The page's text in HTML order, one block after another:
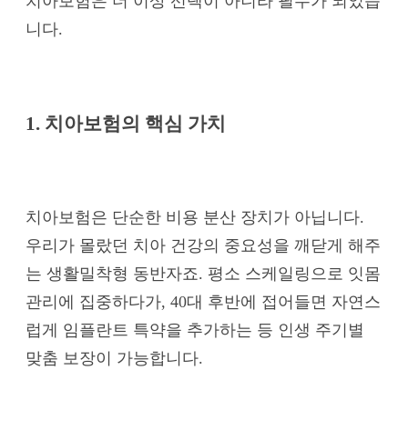
니다.
1. 치아보험의 핵심 가치
치아보험은 단순한 비용 분산 장치가 아닙니다.
우리가 몰랐던 치아 건강의 중요성을 깨닫게 해주
는 생활밀착형 동반자죠. 평소 스케일링으로 잇몸
관리에 집중하다가, 40대 후반에 접어들면 자연스
럽게 임플란트 특약을 추가하는 등 인생 주기별
맞춤 보장이 가능합니다.